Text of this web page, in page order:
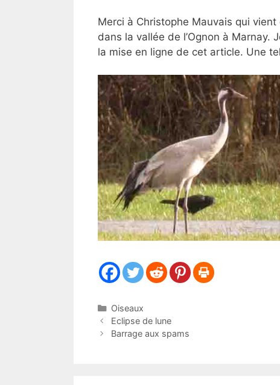
Merci à Christophe Mauvais qui
dans la vallée de l’Ognon à Marnay.
la mise en ligne de cet article. Une
Catégories
Oiseaux
Eclipse de lune
Barrage aux spams